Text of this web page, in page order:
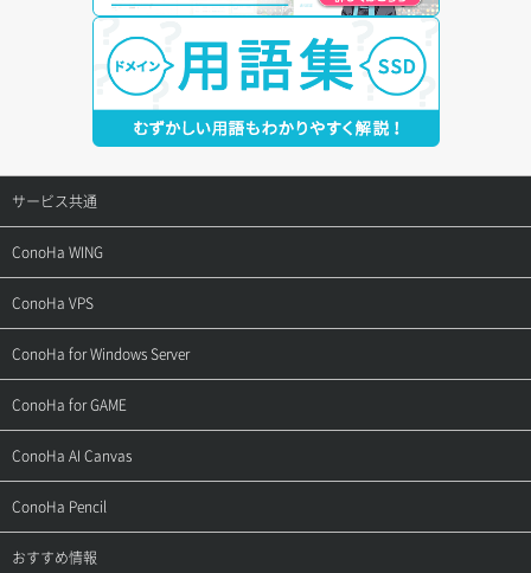
サービス共通
サポートトップ
ご契約・お支払い
用語集
お問い合わせ
ConoHa WING
サポートトップ
ご利用ガイド
お乗り換えガイド
よくある質問
ConoHa VPS
サポートトップ
ご利用ガイド
APIドキュメントVPS2.0
APIドキュメントVPS3.0
ConoHa for Windows Server
サポートトップ
ご利用ガイド
APIドキュメントVPS2.0
ConoHa for GAME
サポートトップ
ご利用ガイド
ConoHa AI Canvas
サポートトップ
ご利用ガイド
ConoHa Pencil
サポートトップ
おすすめ情報